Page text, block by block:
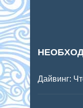
Дайвинг: